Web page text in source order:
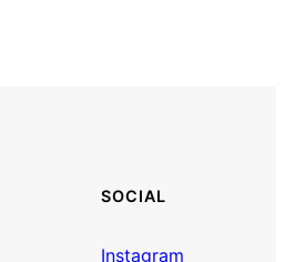
SOCIAL
Instagram